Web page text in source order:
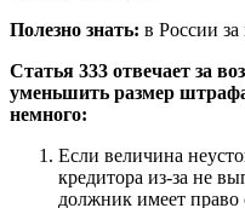
Полезно знать: в России за
Статья 333 отвечает за
уменьшить размер
немного:
Если величина
кредитора из-за не
должник имеет право